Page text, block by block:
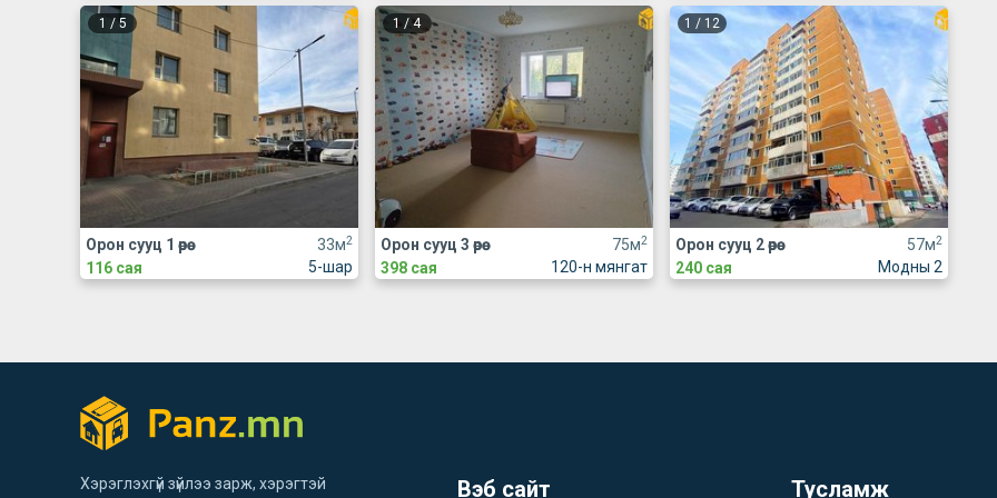
1 / 5
33м2
5-шар
Орон сууц 1 өрөө
116 сая
1 /4
75м2
120-н мянгат
Орон сууц 3 өрөө
398 сая
1 / 12
57м2
Модны 2
Орон сууц 2 өрөө
240 сая
Хэрэглэхгүй зүйлээ зарж, хэрэгтэй Вэб сайт Тусламж